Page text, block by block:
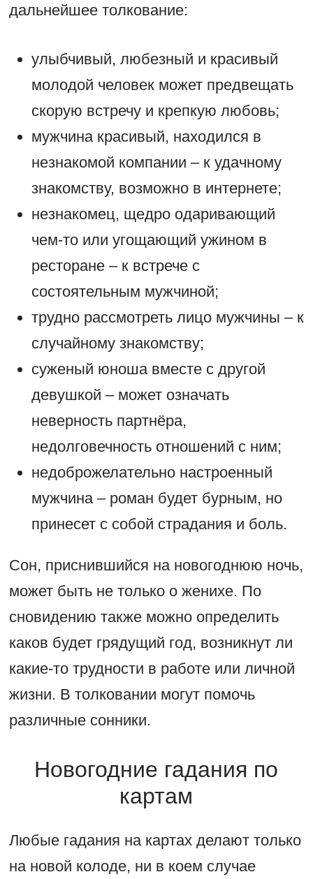
дальнейшее толкование:
улыбчивый, любезный и красивый
молодой человек может предвещать
скорую встречу и крепкую любовь;
мужчина красивый, находился в
незнакомой компании – к удачному
знакомству, возможно в интернете;
незнакомец, щедро одаривающий
чем-то или угощающий ужином в
ресторане – к встрече с
состоятельным мужчиной;
трудно рассмотреть лицо мужчины – к
случайному знакомству;
суженый юноша вместе с другой
девушкой – может означать
неверность партнёра,
недолговечность отношений с ним;
недоброжелательно настроенный
мужчина – роман будет бурным, но
принесет с собой страдания и боль.
Сон, приснившийся на новогоднюю ночь,
может быть не только о женихе. По
сновидению также можно определить
каков будет грядущий год, возникнут ли
какие-то трудности в работе или личной
жизни. В толковании могут помочь
различные сонники.
Новогодние гадания по
картам
Любые гадания на картах делают только
на новой колоде, ни в коем случае